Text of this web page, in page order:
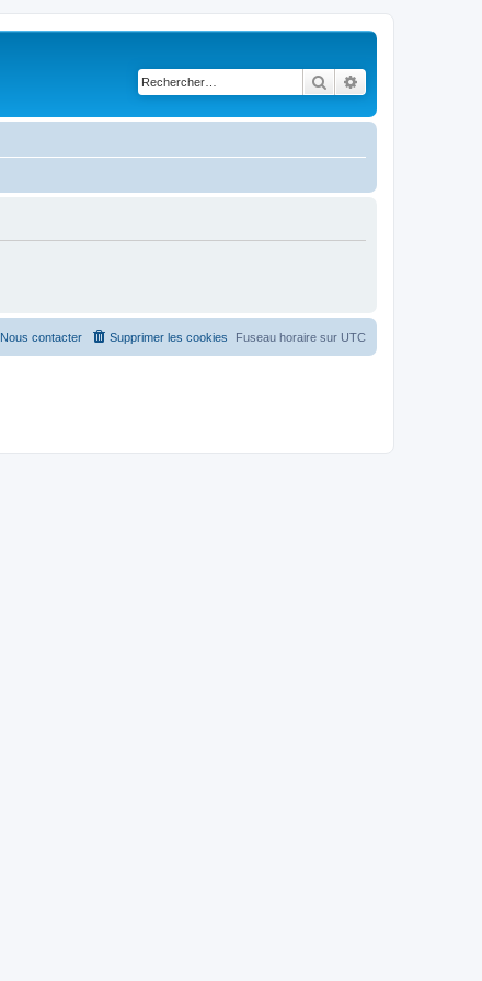
Rechercher
Fuseau horaire sur UTC
Supprimer les cookies
Nous contacter